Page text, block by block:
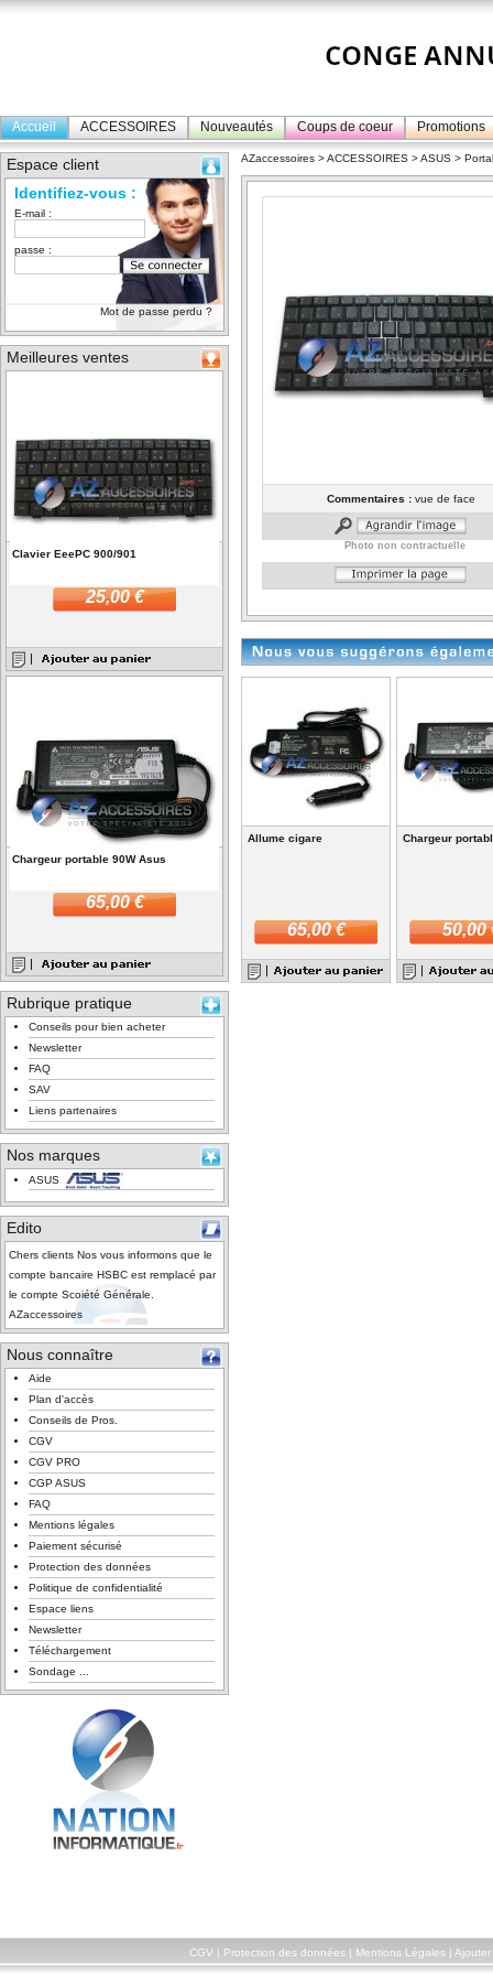
Accueil ACCESSOIRES Nouveautés Coups de coeur Promotions
Espace client
Identifiez-vous :
E-mail :
passe :
Mot de passe perdu ?
Meilleures ventes
Clavier EeePC 900/901
25,00 €
Chargeur portable 90W Asus
65,00 €
Rubrique pratique
Conseils pour bien acheter
Newsletter
FAQ
SAV
Liens partenaires
Nos marques
ASUS
Edito
Chers clients Nos vous informons que le
compte bancaire HSBC est remplacé par
le compte Scoiété Générale.
AZaccessoires
Nous connaître
Aide
Plan d'accès
Conseils de Pros.
CGV
CGV PRO
CGP ASUS
FAQ
Mentions légales
Paiement sécurisé
Protection des données
Politique de confidentialité
Espace liens
Newsletter
Téléchargement
Sondage ...
AZaccessoires >ACCESSOIRES >ASUS >
Commentaires :vue de face
Photo non contractuelle
Allume cigare
65,00 €
Chargeur
50,00
CGV Protection des données| Mentions Légales| Ajouter